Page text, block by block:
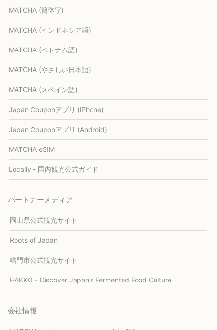
MATCHA (簡体字)
MATCHA (インドネシア語)
MATCHA (ベトナム語)
MATCHA (やさしい日本語)
MATCHA (スペイン語)
Japan Couponアプリ (iPhone)
Japan Couponアプリ (Android)
MATCHA eSIM
Locally - 国内観光公式ガイド
パートナーメディア
岡山県公式観光サイト
Roots of Japan
鳴門市公式観光サイト
HAKKO - Discover Japan’s Fermented Food Culture
会社情報